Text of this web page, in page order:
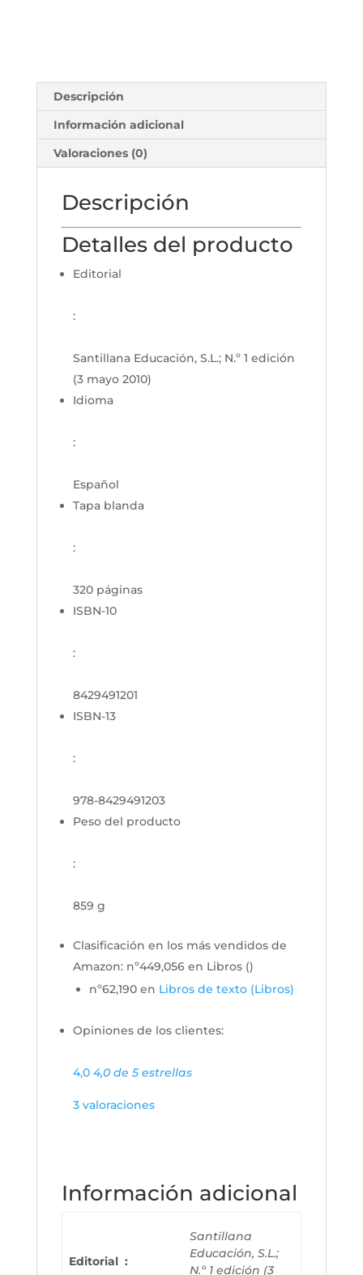
Descripción
Información adicional
Valoraciones (0)
Descripción
Detalles del producto
Editorial
:
Santillana Educación, S.L.; N.º 1 edición
(3 mayo 2010)
Idioma
:
Español
Tapa blanda
:
320 páginas
ISBN-10
:
8429491201
ISBN-13
:
978-8429491203
Peso del producto
:
859 g
Clasificación en los más vendidos de
Amazon: nº449,056 en Libros ()
nº62,190 en Libros de texto (Libros)
Opiniones de los clientes:
4,0 4,0 de 5 estrellas
3 valoraciones
Información adicional
Editorial ‏ : ‎
Santillana
Educación, S.L.;
N.º 1 edición (3